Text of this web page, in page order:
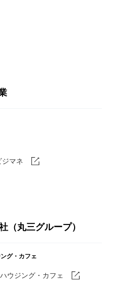
ジマネ
（丸三グループ）
グ・カフェ
ウジング・カフェ